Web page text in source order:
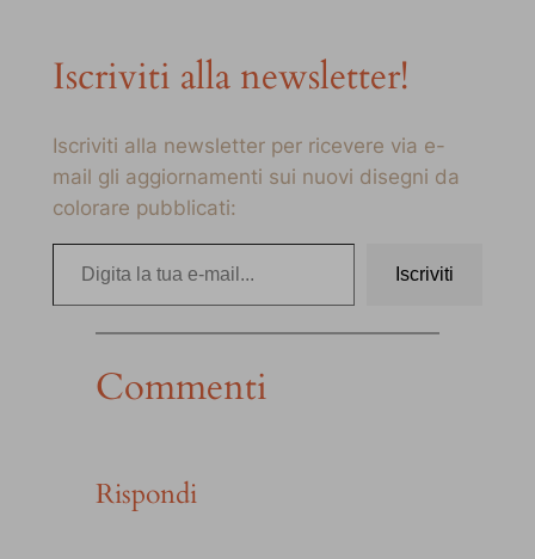
Iscriviti alla newsletter!
Iscriviti alla newsletter per ricevere via e-
mail gli aggiornamenti sui nuovi disegni da
colorare pubblicati:
Digita la tua e-mail…
Iscriviti
Commenti
Rispondi